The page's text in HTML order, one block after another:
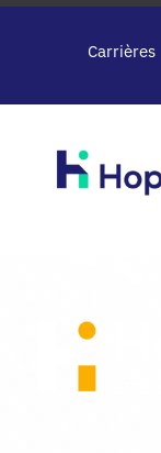
Passer
Carrières
Entreprise